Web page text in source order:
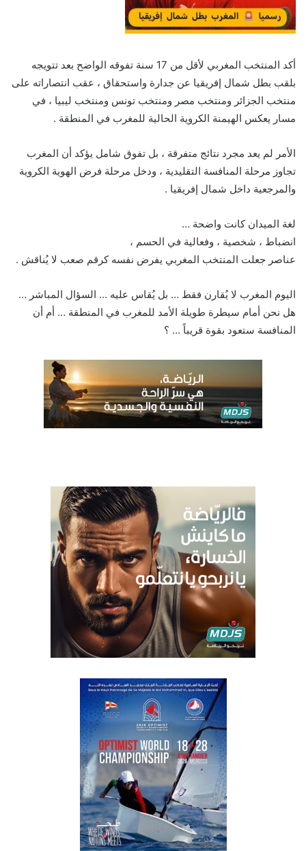
أكد المنتخب المغربي لأقل من 17 سنة تفوقه الواضح بعد تتويجه
بلقب بطل شمال إفريقيا عن جدارة واستحقاق ، عقب انتصاراته على
منتخب الجزائر ومنتخب مصر ومنتخب تونس ومنتخب ليبيا ، في
مسار يعكس الهيمنة الكروية الحالية للمغرب في المنطقة .
الأمر لم يعد مجرد نتائج متفرقة ، بل تفوق شامل يؤكد أن المغرب
تجاوز مرحلة المنافسة التقليدية ، ودخل مرحلة فرض الهوية الكروية
والمرجعية داخل شمال إفريقيا .
لغة الميدان كانت واضحة …
انضباط ، شخصية ، وفعالية في الحسم ،
عناصر جعلت المنتخب المغربي يفرض نفسه كرقم صعب لا يُناقش .
اليوم المغرب لا يُقارن فقط … بل يُقاس عليه … السؤال المباشر …
هل نحن أمام سيطرة طويلة الأمد للمغرب في المنطقة … أم أن
المنافسة ستعود بقوة قريباً … ؟